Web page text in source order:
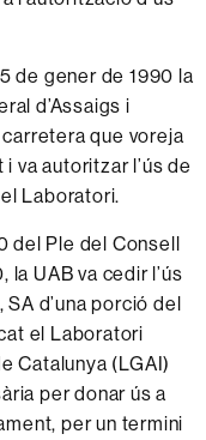
de gener de 1990 la
d’Assaigs i
que voreja
va autoritzar l’ús de
Laboratori.
del Ple del Consell
la UAB va cedir l’ús
d’una porció del
el Laboratori
Catalunya (LGAI)
per donar ús a
per un termini